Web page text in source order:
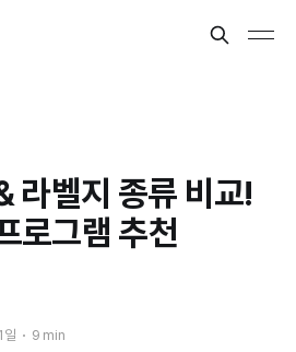
라벨지 종류 비교!
로그램 추천
9 min